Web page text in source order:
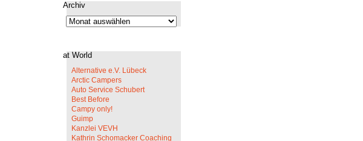
Archiv
Archiv
at World
Alternative e.V. Lübeck
Arctic Campers
Auto Service Schubert
Best Before
Campy only!
Guimp
Kanzlei VEVH
Kathrin Schomacker Coaching